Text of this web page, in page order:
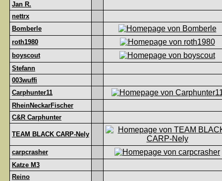
Jan R.
nettrx
Bomberle
roth1980
boyscout
Stefann
003wuffi
Carphunter11
RheinNeckarFischer
C&R Carphunter
TEAM BLACK CARP-Nely
carpcrasher
Katze M3
Reino